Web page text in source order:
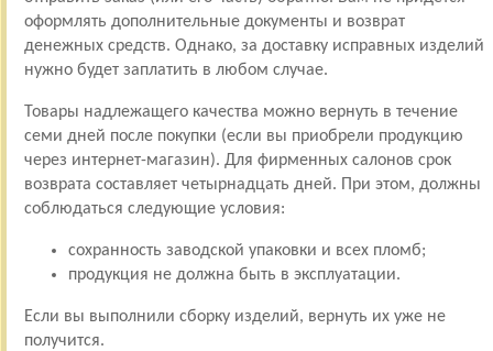
оформлять дополнительные документы и возврат
денежных средств. Однако, за доставку исправных изделий
нужно будет заплатить в любом случае.
Товары надлежащего качества можно вернуть в течение
семи дней после покупки (если вы приобрели продукцию
через интернет-магазин). Для фирменных салонов срок
возврата составляет четырнадцать дней. При этом, должны
соблюдаться следующие условия:
сохранность заводской упаковки и всех пломб;
продукция не должна быть в эксплуатации.
Если вы выполнили сборку изделий, вернуть их уже не
получится.